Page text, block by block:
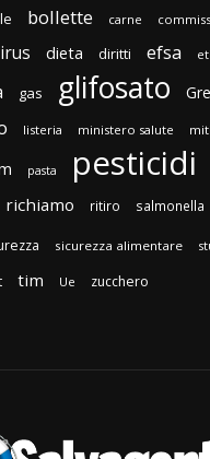
bollette carne
dieta diritti efsa
gas glifosato
listeria ministero salute
pasta pesticidi
richiamo ritiro salmonella
sicurezza alimentare
tim Ue zucchero